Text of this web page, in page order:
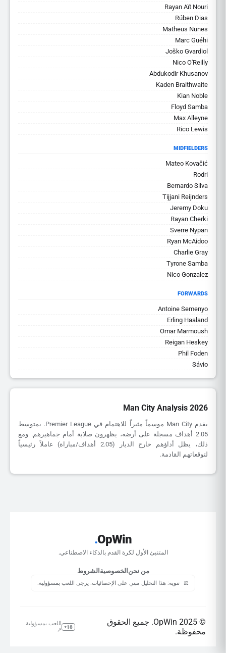
Rayan Aït Nouri
Rúben Dias
Matheus Nunes
Marc Guéhi
Joško Gvardiol
Nico O'Reilly
Abdukodir Khusanov
Kaden Braithwaite
Kian Noble
Floyd Samba
Max Alleyne
Rico Lewis
MIDFIELDERS
Mateo Kovačić
Rodri
Bernardo Silva
Tijjani Reijnders
Jeremy Doku
Rayan Cherki
Sverre Nypan
Ryan McAidoo
Charlie Gray
Tyrone Samba
Nico Gonzalez
FORWARDS
Antoine Semenyo
Erling Haaland
Omar Marmoush
Reigan Heskey
Phil Foden
Sávio
Man City Analysis 2026
يقدم Man City موسماً مثيراً للاهتمام في Premier League. بمتوسط
2.05 أهداف مسجلة على أرضه، يظهرون صلابة أمام جماهيرهم. ومع
ذلك، يظل أداؤهم خارج الديار (2.05 أهداف/مباراة) عاملاً رئيسياً
لتوقعاتهم القادمة.
OpWin
.
المتنبئ الأول لكرة القدم بالذكاء الاصطناعي.
من نحن الخصوصية الشروط
⚖️ تنويه: هذا التحليل مبني على الإحصائيات. يرجى اللعب بمسؤولية.
© 2025 OpWin. جميع الحقوق
محفوظة.
18+
اللعب بمسؤولية
↗